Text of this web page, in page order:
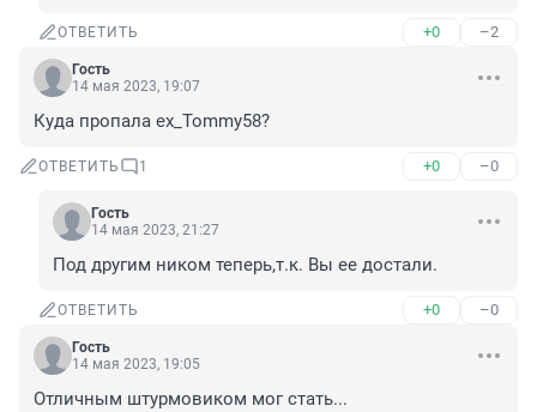
ОТВЕТИТЬ +0 –2
Гость
14 мая 2023, 19:07
Куда пропала ex_Tommy58?
ОТВЕТИТЬ 1 +0 –0
Гость
14 мая 2023, 21:27
Под другим ником теперь,т.к. Вы ее достали.
ОТВЕТИТЬ +0 –0
Гость
14 мая 2023, 19:05
Отличным штурмовиком мог стать...